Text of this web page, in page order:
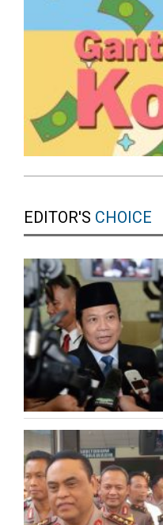
EDITOR'S CHOICE